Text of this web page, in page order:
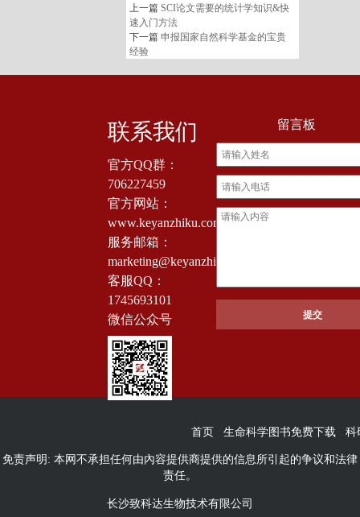
上一篇SCI论文需要的统计学知识&快
速入门方法
下一篇申报国家自然科学基金的宝贵
经验
联系我们
官方QQ群：
706227459
官方网站：
www.keyanzhiku.com
服务邮箱：
marketing@keyanzhiku.com
客服QQ：
1745693101
微信公众号
留言板
首页 生命科学图书免费下载 科
免责声明: 本网不承担任何由內容提供商提供的信息所引起的争议和法律
责任。
长沙致科达生物技术有限公司